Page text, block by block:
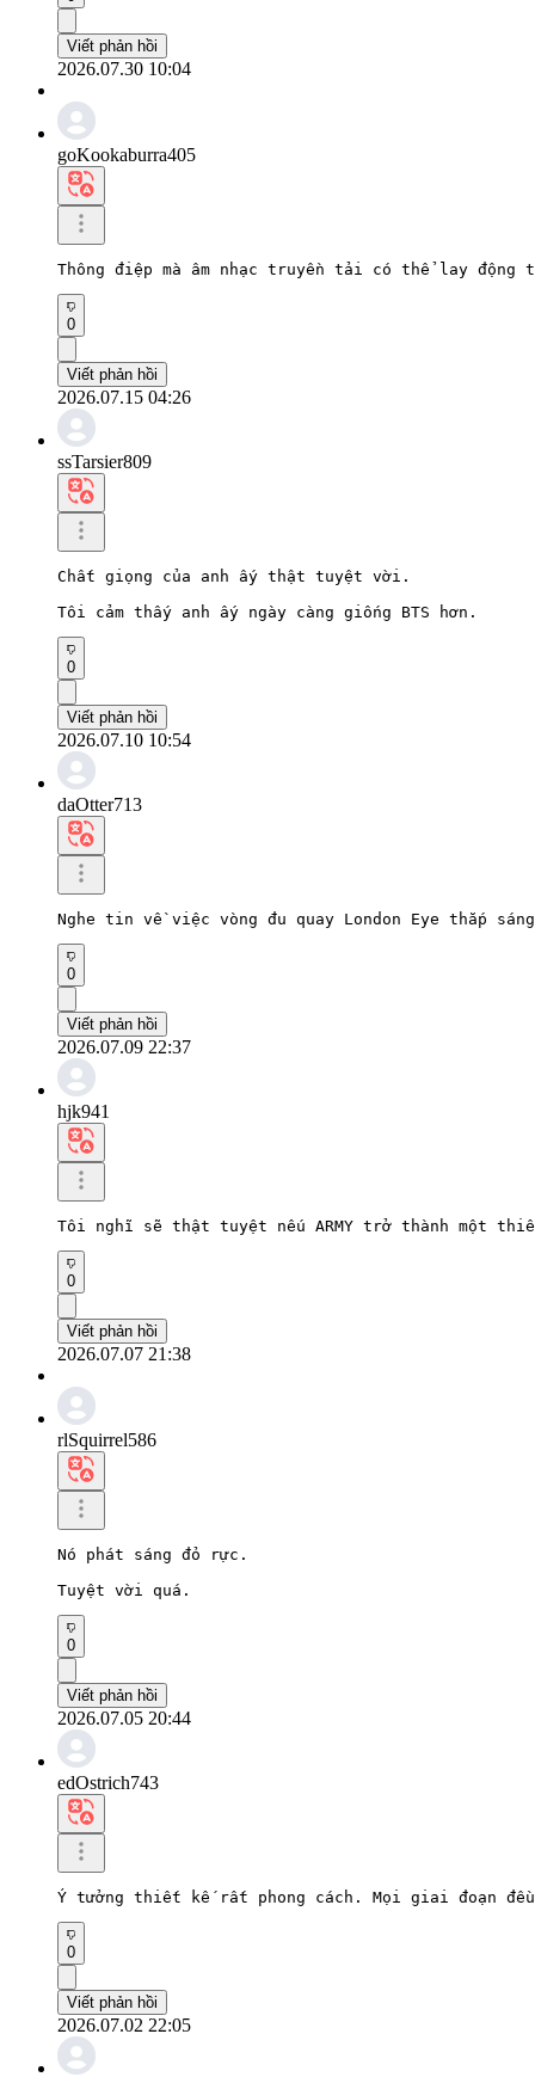
Viết phản hồi
2026.07.30 10:04
goKookaburra405
Thông điệp mà âm nhạc truyền tải có thể lay động
0
Viết phản hồi
2026.07.15 04:26
ssTarsier809
Chất giọng của anh ấy thật tuyệt vời.
Tôi cảm thấy anh ấy ngày càng giống BTS hơn.
0
Viết phản hồi
2026.07.10 10:54
daOtter713
Nghe tin về việc vòng đu quay London Eye thắp
0
Viết phản hồi
2026.07.09 22:37
hjk941
Tôi nghĩ sẽ thật tuyệt nếu ARMY trở thành một
0
Viết phản hồi
2026.07.07 21:38
rlSquirrel586
Nó phát sáng đỏ rực.
Tuyệt vời quá.
0
Viết phản hồi
2026.07.05 20:44
edOstrich743
Ý tưởng thiết kế rất phong cách. Mọi giai đoạn
0
Viết phản hồi
2026.07.02 22:05